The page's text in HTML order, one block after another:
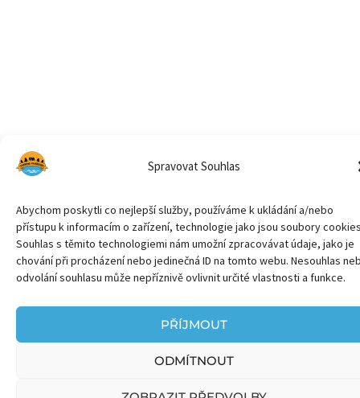
Spravovat Souhlas
Abychom poskytli co nejlepší služby, používáme k ukládání a/nebo
přístupu k informacím o zařízení, technologie jako jsou soubory
Souhlas s těmito technologiemi nám umožní zpracovávat údaje, jako je
chování při procházení nebo jedinečná ID na tomto webu. Nesouhlas
odvolání souhlasu může nepříznivě ovlivnit určité vlastnosti a funkce.
PŘÍJMOUT
ODMÍTNOUT